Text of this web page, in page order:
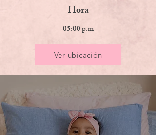
Hora
05:00 p.m
Ver ubicación